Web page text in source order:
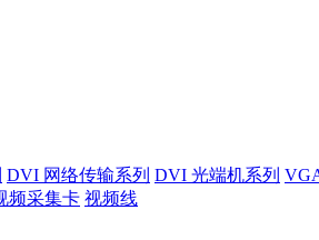
DVI 网络传输系列 DVI 光端机系列
频采集卡 视频线